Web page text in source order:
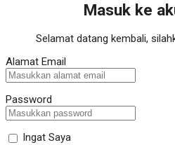
Masuk ke
Selamat datang kembali,
Alamat Email
Password
Ingat Saya